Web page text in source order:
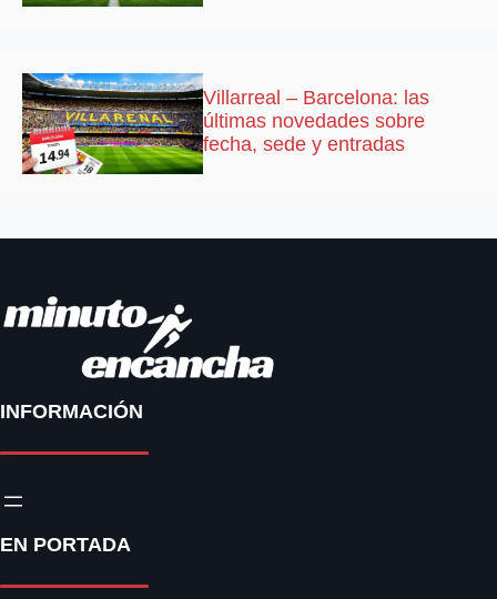
Villarreal – Barcelona: las
últimas novedades sobre
fecha, sede y entradas
INFORMACIÓN
EN PORTADA